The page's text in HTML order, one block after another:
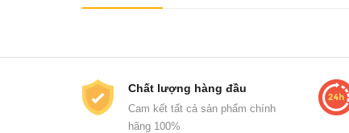
Chất lượng hàng đầu
Cam kết tất cả sản phẩm chính
hãng 100%